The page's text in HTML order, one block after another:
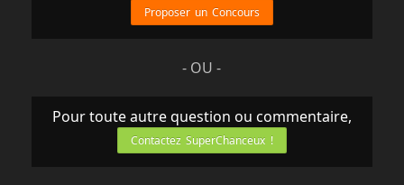
Proposer un Concours
- OU -
Pour toute autre question ou commentaire,
Contactez SuperChanceux !